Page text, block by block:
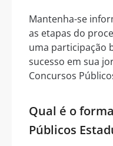
Mantenha-se
as etapas do
uma participação
sucesso em sua
Concursos
Qual é o
Públicos